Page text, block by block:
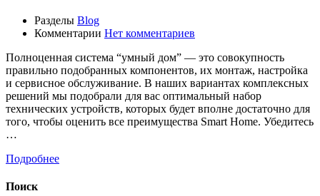
Разделы Blog
Комментарии Нет комментариев
Полноценная система “умный дом” — это совокупность
правильно подобранных компонентов, их монтаж, настройка
и сервисное обслуживание. В наших вариантах комплексных
решений мы подобрали для вас оптимальный набор
технических устройств, которых будет вполне достаточно для
того, чтобы оценить все преимущества Smart Home. Убедитесь
…
Подробнее
Поиск